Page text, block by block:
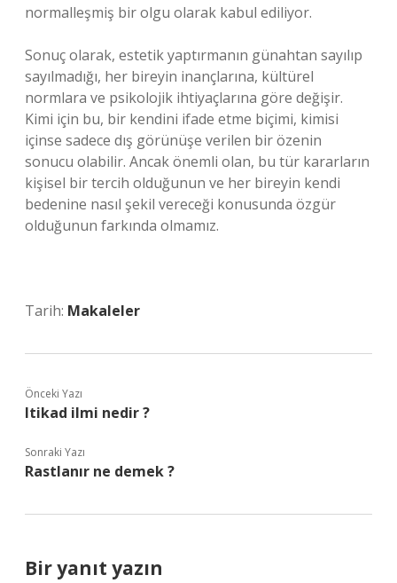
normalleşmiş bir olgu olarak kabul ediliyor.
Sonuç olarak, estetik yaptırmanın günahtan sayılıp
sayılmadığı, her bireyin inançlarına, kültürel
normlara ve psikolojik ihtiyaçlarına göre değişir.
Kimi için bu, bir kendini ifade etme biçimi, kimisi
içinse sadece dış görünüşe verilen bir özenin
sonucu olabilir. Ancak önemli olan, bu tür kararların
kişisel bir tercih olduğunun ve her bireyin kendi
bedenine nasıl şekil vereceği konusunda özgür
olduğunun farkında olmamız.
Tarih: Makaleler
Önceki Yazı
Itikad ilmi nedir ?
Sonraki Yazı
Rastlanır ne demek ?
Bir yanıt yazın